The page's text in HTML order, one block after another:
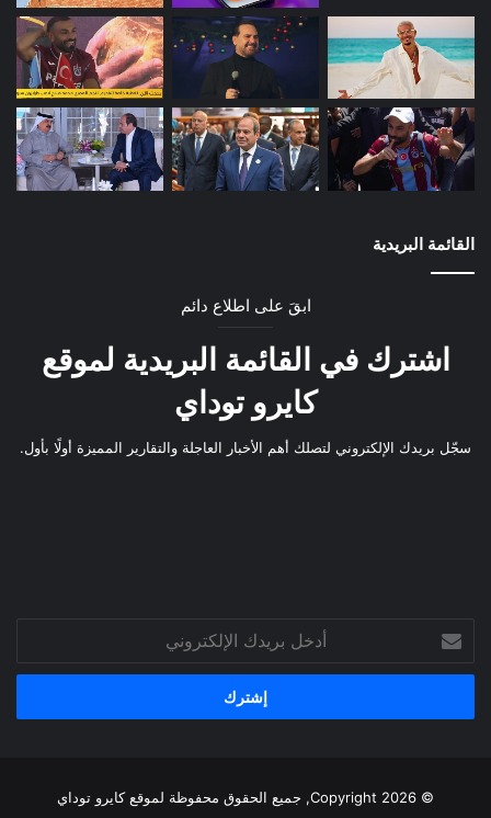
القائمة البريدية
ابقَ على اطلاع دائم
اشترك في القائمة البريدية لموقع
كايرو توداي
سجّل بريدك الإلكتروني لتصلك أهم الأخبار العاجلة والتقارير المميزة أولًا بأول.
بريدك
الإلكتروني
© Copyright 2026, جميع الحقوق محفوظة لموقع كايرو توداي